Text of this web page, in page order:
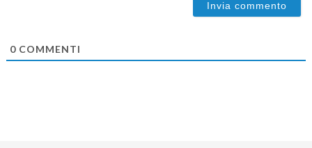
0COMMENTI